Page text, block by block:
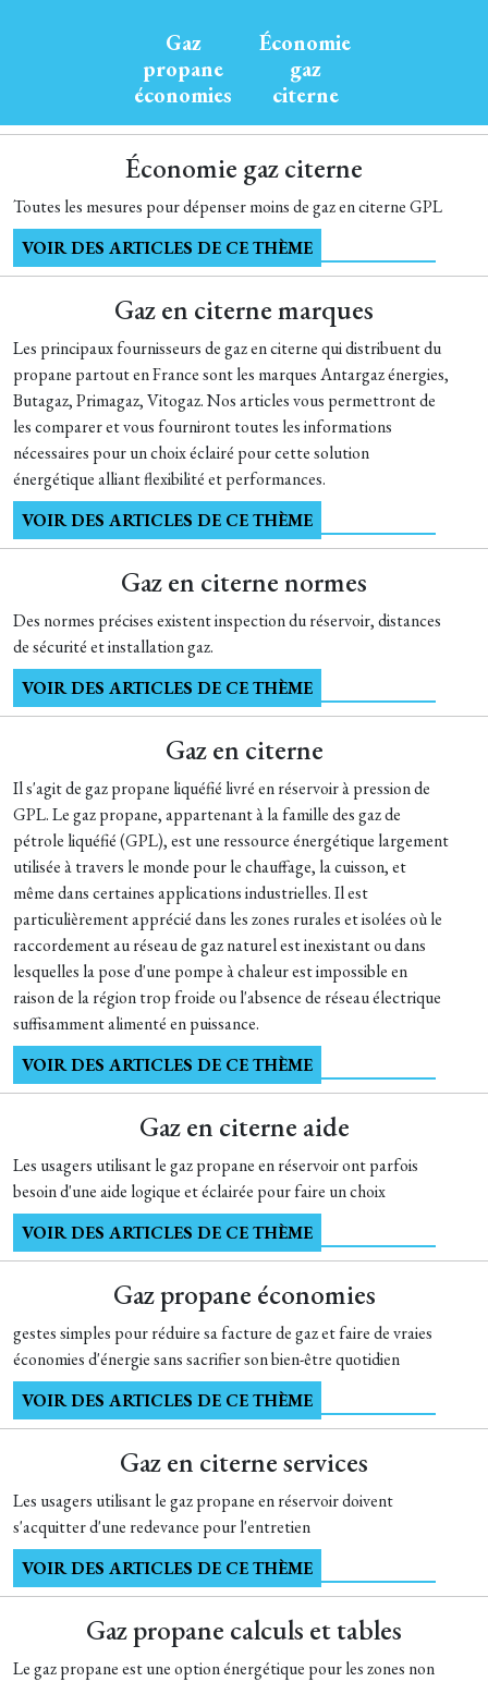
Gaz
propane
économies
Économie
gaz
citerne
Économie gaz citerne
Toutes les mesures pour dépenser moins de gaz en citerne GPL
VOIR DES ARTICLES DE CE THÈME
Gaz en citerne marques
Les principaux fournisseurs de gaz en citerne qui distribuent du
propane partout en France sont les marques Antargaz énergies,
Butagaz, Primagaz, Vitogaz. Nos articles vous permettront de
les comparer et vous fourniront toutes les informations
nécessaires pour un choix éclairé pour cette solution
énergétique alliant flexibilité et performances.
VOIR DES ARTICLES DE CE THÈME
Gaz en citerne normes
Des normes précises existent inspection du réservoir, distances
de sécurité et installation gaz.
VOIR DES ARTICLES DE CE THÈME
Gaz en citerne
Il s'agit de gaz propane liquéfié livré en réservoir à pression de
GPL. Le gaz propane, appartenant à la famille des gaz de
pétrole liquéfié (GPL), est une ressource énergétique largement
utilisée à travers le monde pour le chauffage, la cuisson, et
même dans certaines applications industrielles. Il est
particulièrement apprécié dans les zones rurales et isolées où le
raccordement au réseau de gaz naturel est inexistant ou dans
lesquelles la pose d'une pompe à chaleur est impossible en
raison de la région trop froide ou l'absence de réseau électrique
suffisamment alimenté en puissance.
VOIR DES ARTICLES DE CE THÈME
Gaz en citerne aide
Les usagers utilisant le gaz propane en réservoir ont parfois
besoin d'une aide logique et éclairée pour faire un choix
VOIR DES ARTICLES DE CE THÈME
Gaz propane économies
gestes simples pour réduire sa facture de gaz et faire de vraies
économies d'énergie sans sacrifier son bien-être quotidien
VOIR DES ARTICLES DE CE THÈME
Gaz en citerne services
Les usagers utilisant le gaz propane en réservoir doivent
s'acquitter d'une redevance pour l'entretien
VOIR DES ARTICLES DE CE THÈME
Gaz propane calculs et tables
Le gaz propane est une option énergétique pour les zones non